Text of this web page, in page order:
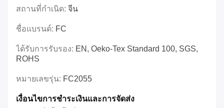
สถานที่กำเนิด: จีน
ชื่อแบรนด์: FC
ได้รับการรับรอง: EN, Oeko-Tex Standard 100, SGS,
ROHS
หมายเลขรุ่น: FC2055
เงื่อนไขการชำระเงินและการจัดส่ง